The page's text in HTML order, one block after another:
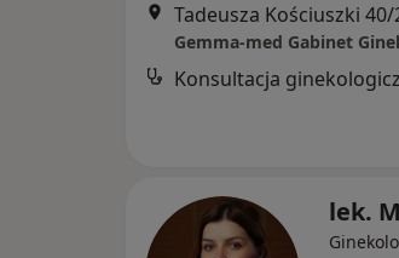
Tadeusza Kościuszki
Gemma-med Gabinet
Konsultacja
lek.